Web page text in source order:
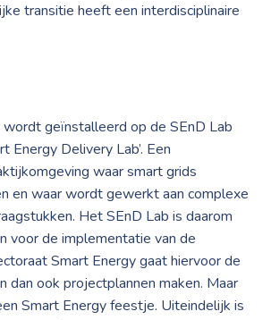
transitie heeft een interdisciplinaire
geïnstalleerd op de SEnD Lab
Energy Delivery Lab’. Een
waar smart grids
en waar wordt gewerkt aan complexe
Het SEnD Lab is daarom
voor de implementatie van de
Smart Energy gaat hiervoor de
dan ook projectplannen maken. Maar
Smart Energy feestje. Uiteindelijk is